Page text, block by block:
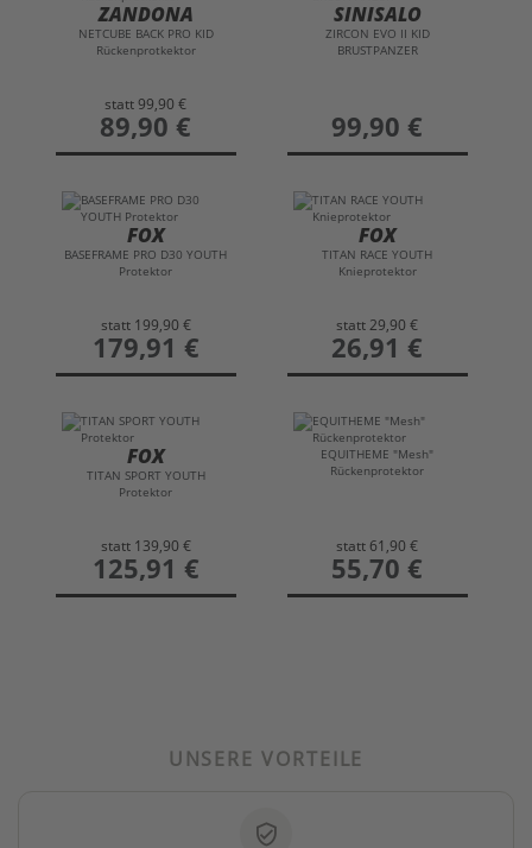
ZANDONA
NETCUBE BACK PRO KID
Rückenprotkektor
statt99,90 €
preis
89,90 €
SINISALO
ZIRCON EVO II KID
BRUSTPANZER
preis
99,90 €
FOX
BASEFRAME PRO D30 YOUTH
Protektor
statt 199,90 €
preis
179,91 €
FOX
TITAN RACE YOUTH
Knieprotektor
statt29,90 €
preis
26,91 €
FOX
TITAN SPORT YOUTH
Protektor
statt 139,90 €
preis
125,91 €
EQUITHEME "Mesh"
Rückenprotektor
statt 61,90 €
preis
55,70 €
UNSERE VORTEILE
verified_user